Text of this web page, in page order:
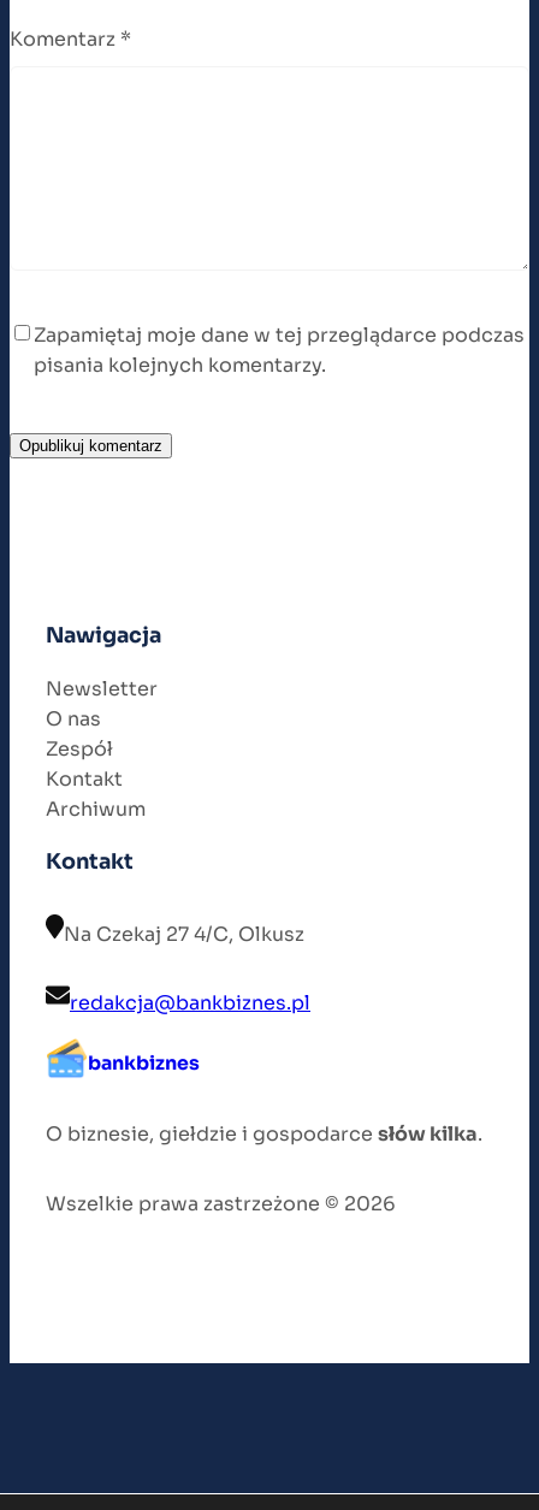
Komentarz *
Zapamiętaj moje dane w tej przeglądarce podczas
pisania kolejnych komentarzy.
Nawigacja
Newsletter
O nas
Zespół
Kontakt
Archiwum
Kontakt
Na Czekaj 27 4/C, Olkusz
redakcja@bankbiznes.pl
bankbiznes
O biznesie, giełdzie i gospodarce słów kilka.
Wszelkie prawa zastrzeżone © 2026